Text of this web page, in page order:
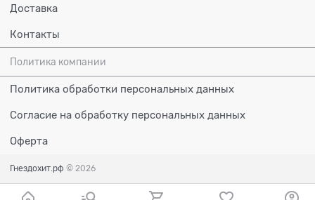
Доставка
Контакты
Политика компании
Политика обработки персональных данных
Согласие на обработку персональных данных
Оферта
Гнездохит.рф © 2026